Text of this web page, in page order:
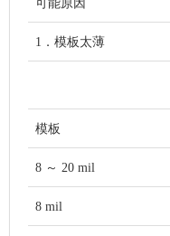
可能原因
1．模板太薄
模板
8 ～ 20 mil
8 mil